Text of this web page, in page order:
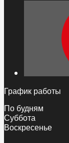
График работы
По будням
Суббота
Воскресенье